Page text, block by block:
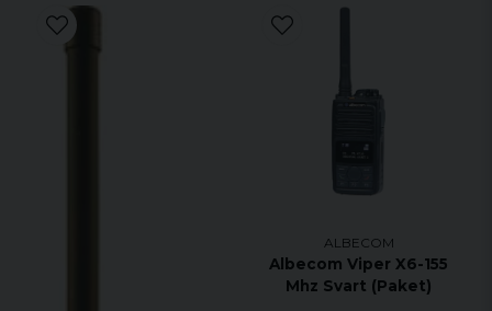
ALBECOM
Albecom Viper X6-155
Mhz Svart (Paket)